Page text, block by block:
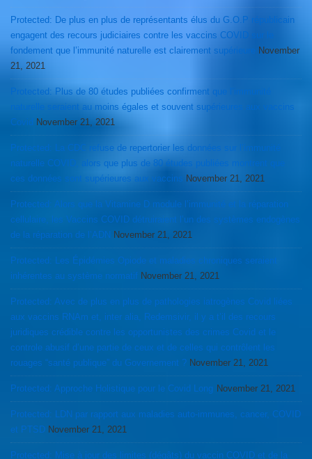
Protected: De plus en plus de représentants élus du G.O.P républicain
engagent des recours judiciaires contre les vaccins COVID sur le
fondement que l’immunité naturelle est clairement supérieure November
21, 2021
Protected: Plus de 80 études publiées confirment que l’immunité
naturelle seraient au moins égales et souvent supérieures aux vaccins
Covid November 21, 2021
Protected: La CDC refuse de repertorier les données sur l’immunité
naturelle COVID, alors que plus de 80 études publiées montrent que
ces données sont supérieures aux vaccins November 21, 2021
Protected: Alors que la Vitamine D module l’immunité et la réparation
cellulaire, les Vaccins COVID détruiraient l’un des systèmes endogènes
de la réparation de l’ADN November 21, 2021
Protected: Les Épidémies Opiode et maladies chroniques seraient
inhérentes au système normatif November 21, 2021
Protected: Avec de plus en plus de pathologies iatrogènes Covid liées
aux vaccins RNAm et, inter alia, Redemsivir, il y a t’il des recours
juridiques crédible contre les opportunistes des crimes Covid et le
controle abusif d’une partie de ceux et de celles qui contrôlent les
rouages “santé publique” du Governement ? November 21, 2021
Protected: Approche Holistique pour le Covid Long November 21, 2021
Protected: LDN par rapport aux maladies auto-immunes, cancer, COVID
et PTSD November 21, 2021
Protected: Mise à jour des limites (dégâts) du vaccin COVID et de la